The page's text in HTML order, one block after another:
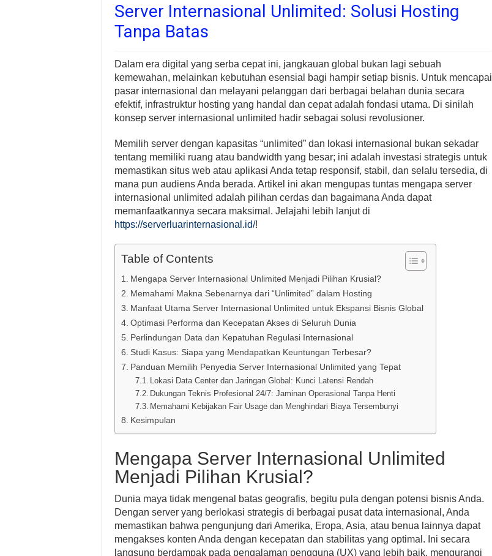
Server Internasional Unlimited: Solusi Hosting
Tanpa Batas
Dalam era digital yang serba cepat ini, jangkauan global bukan lagi sebuah
kemewahan, melainkan kebutuhan esensial bagi hampir setiap bisnis. Untuk mencapai
pasar internasional dan melayani pelanggan dari berbagai belahan dunia secara
efektif, infrastruktur hosting yang handal dan cepat adalah fondasi utama. Di sinilah
konsep server internasional unlimited hadir sebagai solusi revolusioner.
Memilih server dengan kapasitas “unlimited” dan lokasi internasional bukan sekadar
tentang memiliki ruang atau bandwidth yang besar; ini adalah investasi strategis untuk
memastikan situs web atau aplikasi Anda tetap responsif, stabil, dan selalu tersedia, di
mana pun audiens Anda berada. Artikel ini akan mengupas tuntas mengapa server
internasional unlimited adalah pilihan cerdas dan bagaimana Anda dapat
memanfaatkannya secara maksimal. Jelajahi lebih lanjut di
https://serverluarinternasional.id/!
Table of Contents
Mengapa Server Internasional Unlimited Menjadi Pilihan Krusial?
Memahami Makna Sebenarnya dari “Unlimited” dalam Hosting
Manfaat Utama Server Internasional Unlimited untuk Ekspansi Bisnis Global
Optimasi Performa dan Kecepatan Akses di Seluruh Dunia
Perlindungan Data dan Kepatuhan Regulasi Internasional
Studi Kasus: Siapa yang Mendapatkan Keuntungan Terbesar?
Panduan Memilih Penyedia Server Internasional Unlimited yang Tepat
Lokasi Data Center dan Jaringan Global: Kunci Latensi Rendah
Dukungan Teknis Profesional 24/7: Jaminan Operasional Tanpa Henti
Memahami Kebijakan Fair Usage dan Menghindari Biaya Tersembunyi
Kesimpulan
Mengapa Server Internasional Unlimited
Menjadi Pilihan Krusial?
Dunia maya tidak mengenal batas geografis, begitu pula dengan potensi bisnis Anda.
Dengan server yang berlokasi strategis di berbagai pusat data internasional, Anda
memastikan bahwa pengunjung dari Amerika, Eropa, Asia, atau benua lainnya dapat
mengakses konten Anda dengan kecepatan dan stabilitas yang optimal. Ini secara
langsung berdampak pada pengalaman pengguna (UX) yang lebih baik, mengurangi